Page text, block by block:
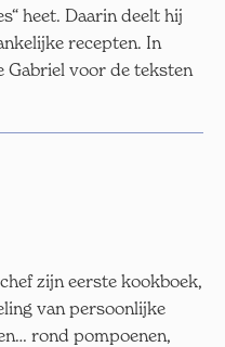
heet. Daarin deelt hij
recepten. In
Gabriel voor de teksten
zijn eerste kookboek,
van persoonlijke
rond pompoenen,